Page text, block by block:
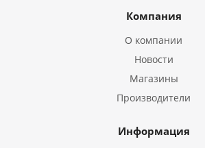
Компания
О компании
Новости
Магазины
Производители
Информация